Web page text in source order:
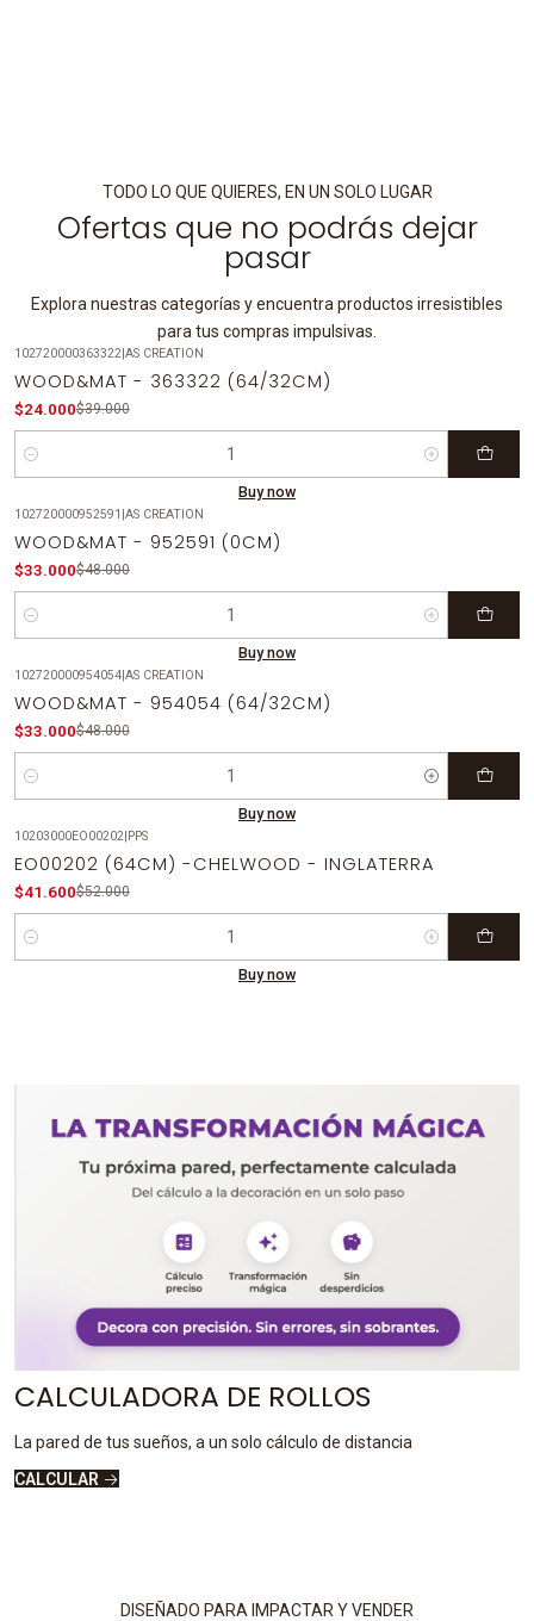
TODO LO QUE QUIERES, EN UN SOLO LUGAR
Ofertas que no podrás dejar
pasar
Explora nuestras categorías y encuentra productos irresistibles
para tus compras impulsivas.
102720000363322| AS CREATION
WOOD&MAT - 363322 (64/32CM)
$24.000$39.000
Quantity
Buy now
102720000952591 AS CREATION
WOOD&MAT - 952591 (0CM)
$33.000$48.000
Quantity
Buy now
102720000954054| AS CREATION
WOOD&MAT - 954054 (64/32CM)
$33.000$48.000
Quantity
Buy now
-20%OFF
10203000EO00202| PPS
EO00202 (64CM) -CHELWOOD - INGLATERRA
$41.600$52.000
Quantity
Buy now
CALCULADORA DE ROLLOS
La pared de tus sueños, a un solo cálculo de distancia
CALCULAR
DISEÑADO PARA IMPACTAR Y VENDER